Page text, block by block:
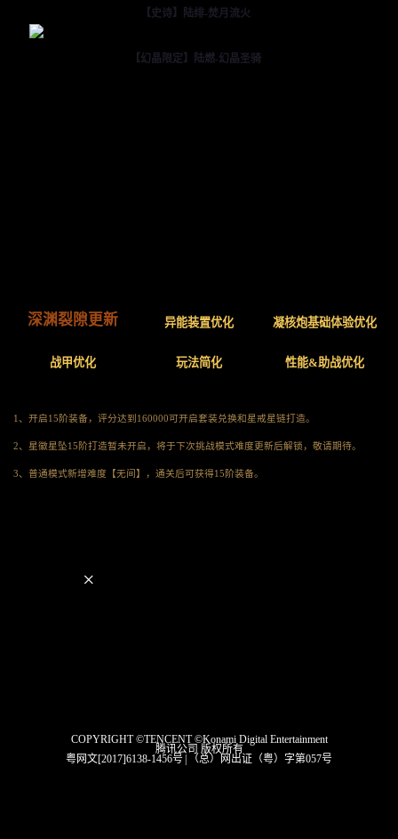
【史诗】陆绯-焚月流火
【幻晶限定】陆燃-幻晶圣骑
深渊裂隙更新 异能装置优化 凝核炮基础体验优化
战甲优化 玩法简化 性能&助战优化
1、开启15阶装备，评分达到160000可开启套装兑换和星戒星链打造。
2、星徽星坠15阶打造暂未开启，将于下次挑战模式难度更新后解锁，敬请期待。
3、普通模式新增难度【无间】，通关后可获得15阶装备。
×
COPYRIGHT ©TENCENT ©Konami Digital Entertainment
腾讯公司 版权所有
粤网文[2017]6138-1456号| （总）网出证（粤）字第057号